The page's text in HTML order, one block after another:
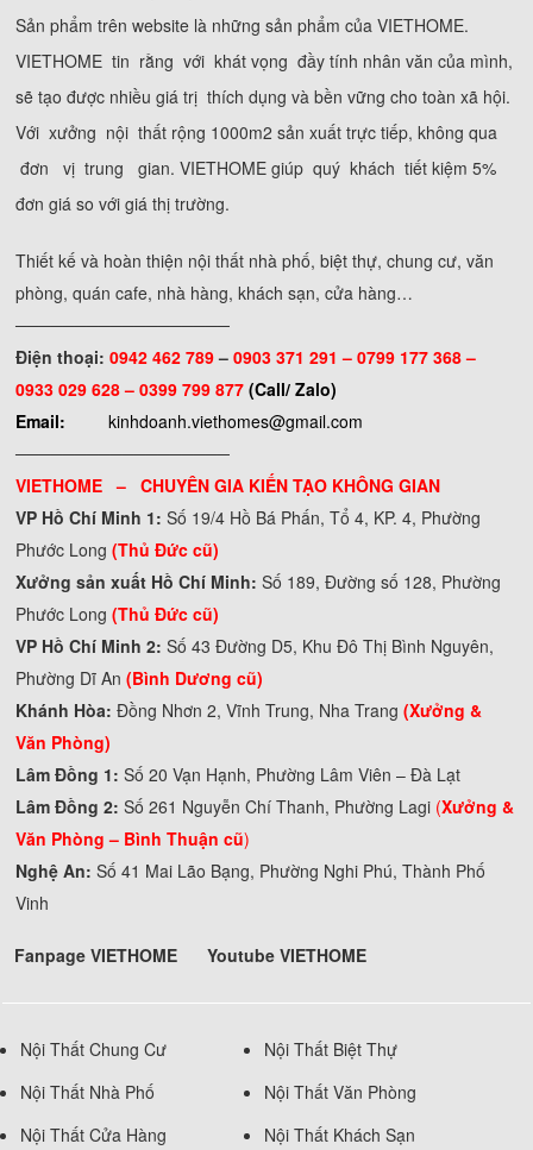
Sản phẩm trên website là những sản phẩm của VIETHOME.
VIETHOME tin rằng với khát vọng đầy tính nhân văn của mình,
sẽ tạo được nhiều giá trị thích dụng và bền vững cho toàn xã hội.
Với xưởng nội thất rộng 1000m2 sản xuất trực tiếp, không qua
đơn vị trung gian. VIETHOME giúp quý khách tiết kiệm 5%
đơn giá so với giá thị trường.
Thiết kế và hoàn thiện nội thất nhà phố, biệt thự, chung cư, văn
phòng, quán cafe, nhà hàng, khách sạn, cửa hàng…
──────────────────
Điện thoại:0942 462 789–0903 371 291 –0799 177 368 –
0933 029 628 – 0399 799 877(Call/ Zalo)
Email:
kinhdoanh.viethomes@gmail.com
──────────────────
VIETHOME – CHUYÊN GIA KIẾN TẠO KHÔNG GIAN
VP Hồ Chí Minh 1: Số 19/4 Hồ Bá Phấn, Tổ 4, KP. 4, Phường
Phước Long(Thủ Đức cũ)
Xưởng sản xuất Hồ Chí Minh: Số 189, Đường số 128, Phường
Phước Long(Thủ Đức cũ)
VP Hồ Chí Minh 2: Số 43 Đường D5, Khu Đô Thị Bình Nguyên,
Phường Dĩ An (Bình Dương cũ)
Khánh Hòa:Đồng Nhơn 2, Vĩnh Trung, Nha Trang (Xưởng &
Văn Phòng)
Lâm Đồng 1:Số 20 Vạn Hạnh, Phường Lâm Viên – Đà Lạt
Lâm Đồng 2:Số 261 Nguyễn Chí Thanh, Phường Lagi (Xưởng &
Văn Phòng – Bình Thuận cũ)
Nghệ An: Số 41 Mai Lão Bạng, Phường Nghi Phú, Thành Phố
Vinh
Fanpage VIETHOME Youtube VIETHOME
Nội Thất Chung Cư
Nội Thất Biệt Thự
Nội Thất Nhà Phố
Nội Thất Văn Phòng
Nội Thất Cửa Hàng
Nội Thất Khách Sạn